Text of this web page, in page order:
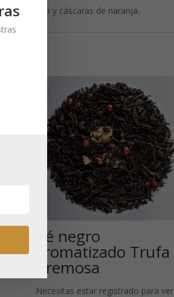
ecológico y cáscaras de naranja.
Té negro
aromatizado Trufa
Cremosa
Necesitas estar registrado para ver